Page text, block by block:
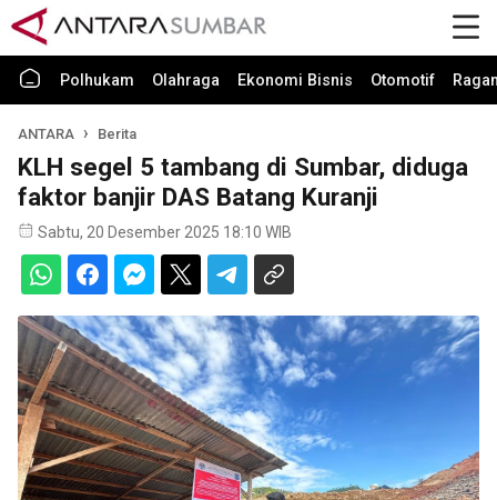
Polhukam Olahraga Ekonomi Bisnis Otomotif
ANTARA Berita
KLH segel 5 tambang di Sumbar, diduga
faktor banjir DAS Batang Kuranji
Sabtu, 20 Desember 2025 18:10 WIB